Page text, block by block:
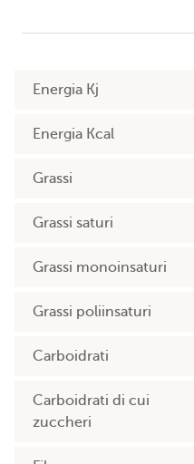
Energia Kj
Energia Kcal
Grassi
Grassi saturi
Grassi monoinsaturi
Grassi poliinsaturi
Carboidrati
Carboidrati di cui
zuccheri